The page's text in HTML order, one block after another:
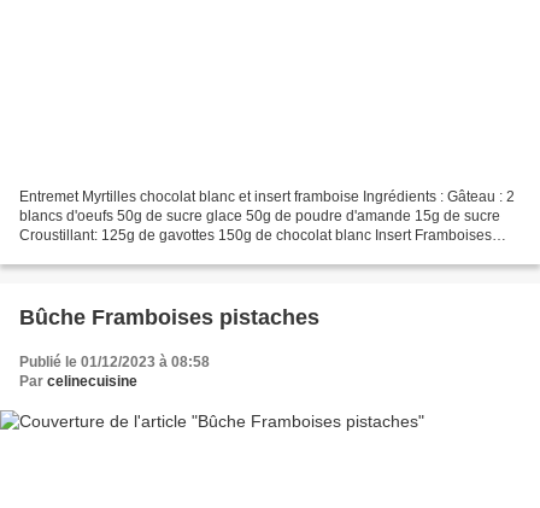
Entremet Myrtilles chocolat blanc et insert framboise Ingrédients : Gâteau : 2
blancs d'oeufs 50g de sucre glace 50g de poudre d'amande 15g de sucre
Croustillant: 125g de gavottes 150g de chocolat blanc Insert Framboises
Bûche Framboises pistaches
Publié le 01/12/2023 à 08:58
Par celinecuisine